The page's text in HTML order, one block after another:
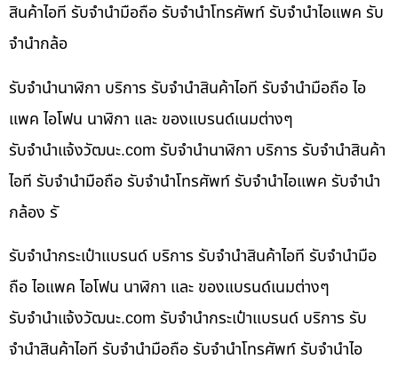
สินค้าไอที รับจำนำมือถือ รับจำนำโทรศัพท์ รับจำนำไอแพค รับ
จำนำกล้อ
รับจำนำนาฬิกา บริการ รับจำนำสินค้าไอที รับจำนำมือถือ ไอ
แพค ไอโฟน นาฬิกา และ ของแบรนด์เนมต่างๆ
รับจํานําแจ้งวัฒนะ.com รับจำนำนาฬิกา บริการ รับจำนำสินค้า
ไอที รับจำนำมือถือ รับจำนำโทรศัพท์ รับจำนำไอแพค รับจำนำ
กล้อง รั
รับจำนำกระเป๋าแบรนด์ บริการ รับจำนำสินค้าไอที รับจำนำมือ
ถือ ไอแพค ไอโฟน นาฬิกา และ ของแบรนด์เนมต่างๆ
รับจํานําแจ้งวัฒนะ.com รับจำนำกระเป๋าแบรนด์ บริการ รับ
จำนำสินค้าไอที รับจำนำมือถือ รับจำนำโทรศัพท์ รับจำนำไอ